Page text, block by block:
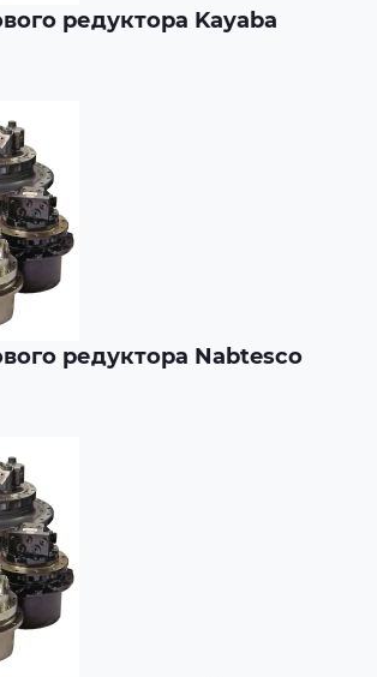
редуктора Kayaba
редуктора Nabtesco